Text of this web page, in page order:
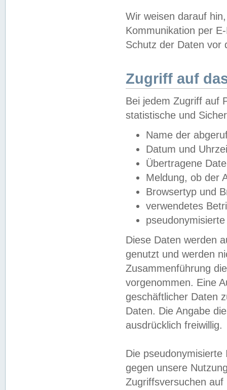
Wir weisen darauf
Kommunikation per
Schutz der Daten vor
Zugriff auf
Bei jedem Zugriff auf
statistische und
Name der
Datum und
Übertragene
Meldung, ob der
Browsertyp und
verwendetes
Diese Daten werden
genutzt und werden
Zusammenführung
vorgenommen. Eine
geschäftlicher Daten
Daten. Die Angabe
ausdrücklich freiwillig.
Die
gegen unsere
Zugriffsversuchen